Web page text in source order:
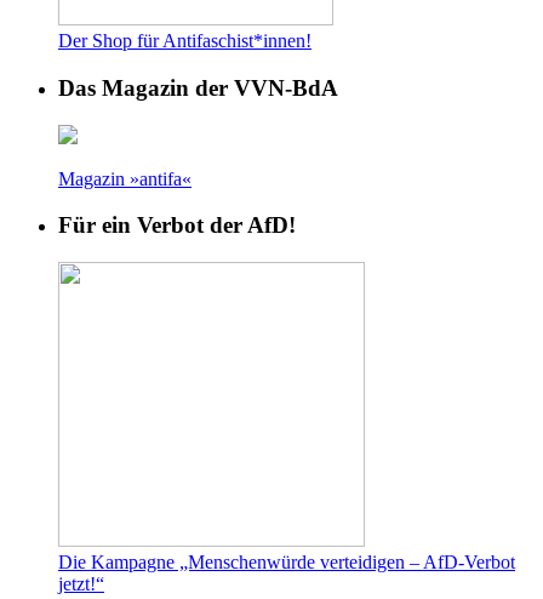
Der Shop für Antifaschist*innen!
Das Magazin der VVN-BdA
Magazin »antifa«
Für ein Verbot der AfD!
Die Kampagne „Menschenwürde verteidigen – AfD-Verbot
jetzt!“